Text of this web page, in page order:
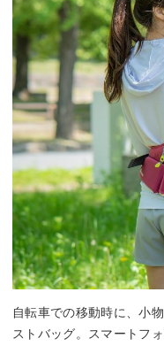
自転車での移動時に、小
ストバッグ。スマートフ